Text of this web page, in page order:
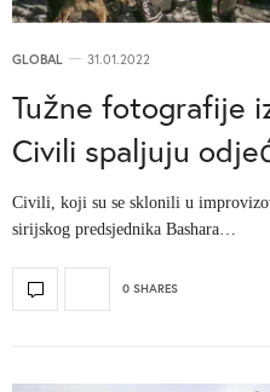
GLOBAL 31.01.2022
Tužne fotografije
Civili spaljuju
Civili, koji su se sklonili u
sirijskog predsjednika Bashara…
0 SHARES